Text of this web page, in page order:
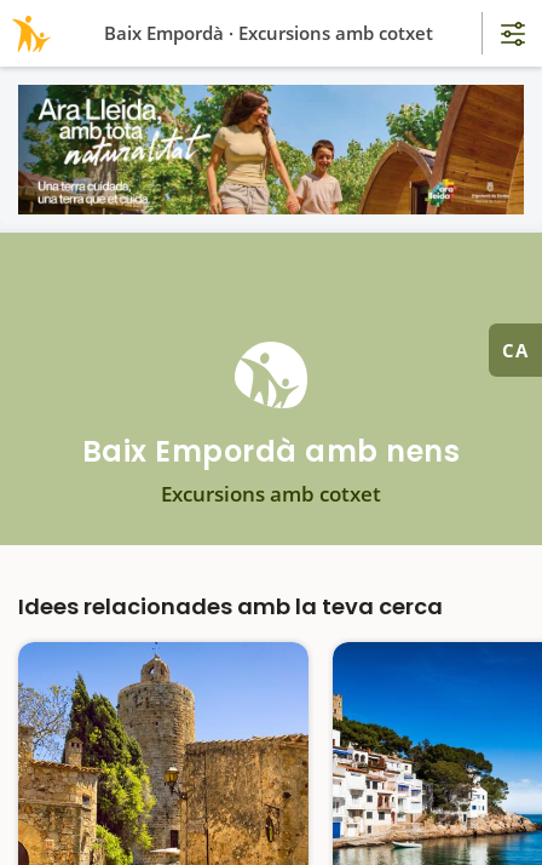
CA
Baix Empordà amb nens
Excursions amb cotxet
Idees relacionades amb la teva cerca
Baix Empordà · Excursions amb cotxet